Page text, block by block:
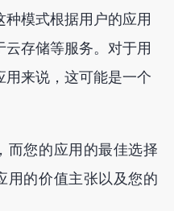
种模式根据用户的应用
存储等服务。对于用
用来说，这可能是一个
而您的应用的最佳选择
用的价值主张以及您的